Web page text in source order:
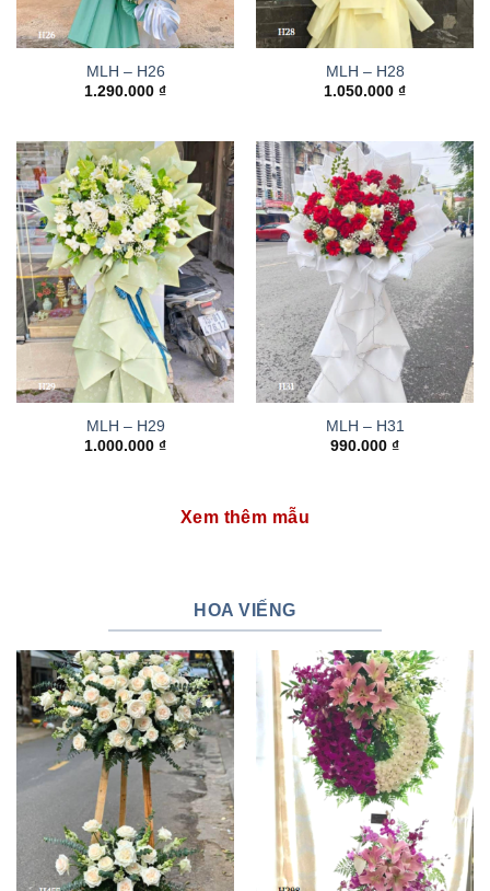
MLH – H26
1.290.000 ₫
MLH – H28
1.050.000 ₫
MLH – H29
1.000.000 ₫
MLH – H31
990.000 ₫
Xem thêm mẫu
HOA VIẾNG